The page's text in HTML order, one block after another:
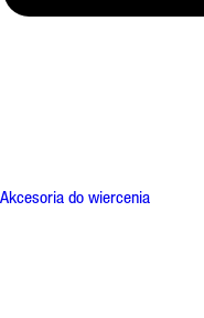
Akcesoria do wiercenia